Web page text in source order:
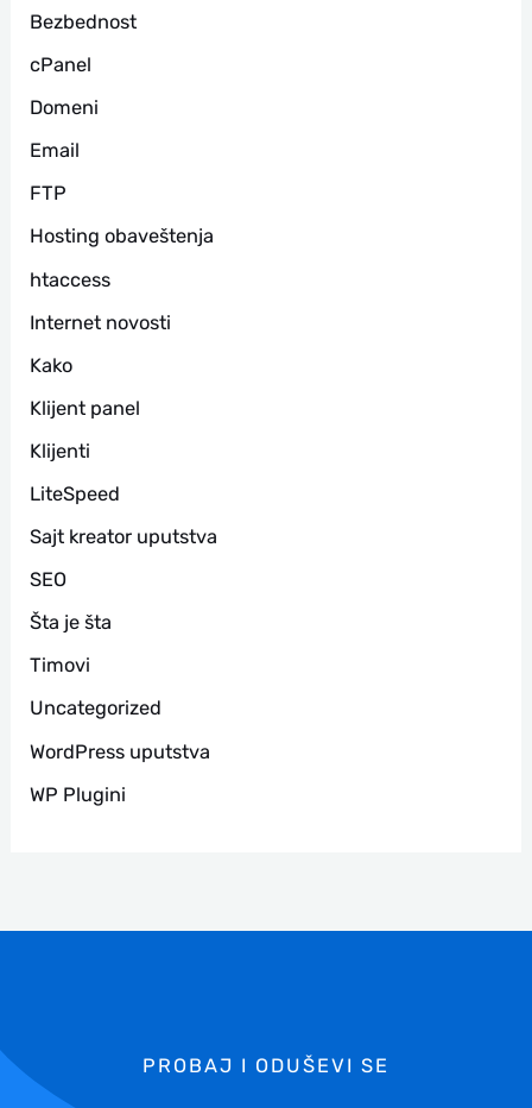
а
Bezbednost
cPanel
Domeni
Email
FTP
Hosting obaveštenja
htaccess
Internet novosti
Kako
Klijent panel
Klijenti
LiteSpeed
Sajt kreator uputstva
SEO
Šta je šta
Timovi
Uncategorized
WordPress uputstva
WP Plugini
PROBAJ I ODUŠEVI SE